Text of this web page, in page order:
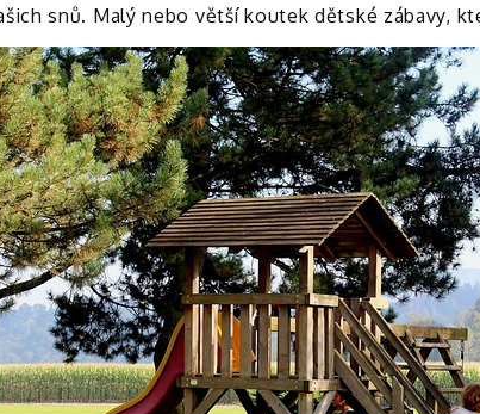
snů. Malý nebo větší koutek dětské zábavy,